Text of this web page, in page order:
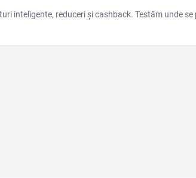
inteligente, reduceri și cashback. Testăm unde